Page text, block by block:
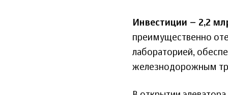
Инвестиции – 2,2
преимущественно
лабораторией,
железнодорожным